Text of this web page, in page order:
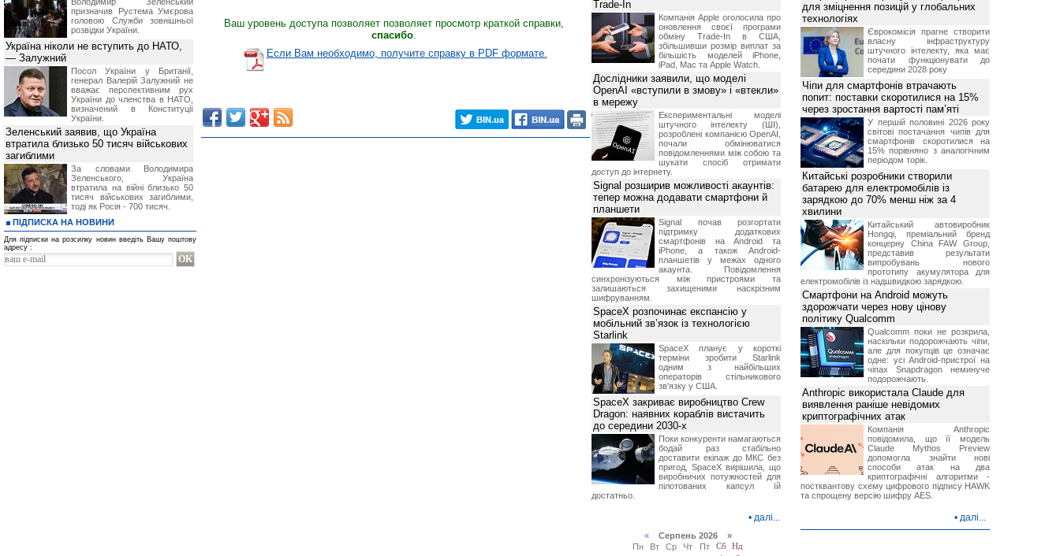
Ваш уровень доступа позволяет позволяет просмотр краткой справки,
спасибо.
Если Вам необходимо, получите справку в PDF формате.
призначив Pустема Умєрова
головою Служби зовнішньої
розвідки України.
Україна ніколи не вступить до НАТО,
— Залужний
Посол України у Британії,
генерал Валерій Залужний не
вважає перспективним рух
України до членства в НАТО,
визначений в Конституції
України.
Зеленський заявив, що Україна
втратила близько 50 тисяч військових
загиблими
За словами Володимира
Зеленського, Україна
втратила на війні близько 50
тисяч військових загиблими,
тоді як Росія - 700 тисяч.
ПІДПИСКА НА НОВИНИ
Для підписки на розсилку новин введіть Вашу поштову
адресу :
Trade-In
Компанія Apple оголосила про
оновлення своєї програми
обміну Trade-In в США,
збільшивши розмір виплат за
більшість моделей iPhone,
iPad, Mac та Apple Watch.
Дослідники заявили, що моделі
OpenAI «вступили в змову» і «втекли»
в мережу
Експериментальні моделі
штучного інтелекту (ШІ),
розроблені компанією OpenAI,
почали обмінюватися
повідомленнями між собою та
шукати спосіб отримати
доступ до інтернету.
Signal розширив можливості акаунтів:
тепер можна додавати смартфони й
планшети
Signal почав розгортати
підтримку додаткових
смартфонів на Android та
iPhone, а також Android-
планшетів у межах одного
акаунта. Повідомлення
синхронізуються між пристроями та
залишаються захищеними наскрізним
шифруванням.
SpaceX розпочинає експансію у
мобільний зв’язок із технологією
Starlink
SpaceX планує у короткі
терміни зробити Starlink
одним з найбільших
операторів стільникового
зв'язку у США.
SpaceX закриває виробництво Crew
Dragon: наявних кораблів вистачить
до середини 2030-х
Поки конкуренти намагаються
бодай раз стабільно
доставити екіпаж до МКС без
пригод, SpaceX вирішила, що
виробничих потужностей для
пілотованих капсул їй
достатньо.
• далі...
«Серпень 2026 »
Пн
Вт Ср Чт Пт Сб
Нд
для зміцнення позицій у глобальних
технологіях
Єврокомісія прагне створити
власну інфраструктуру
штучного інтелекту, яка має
почати функціонувати до
середини 2028 року
Чіпи для смартфонів втрачають
попит: поставки скоротилися на 15%
через зростання вартості пам’яті
У першій половині 2026 року
світові постачання чипів для
смартфонів скоротилися на
15% порівняно з аналогічним
періодом торік.
Китайські розробники створили
батарею для електромобілів із
зарядкою до 70% менш ніж за 4
хвилини
Китайський автовиробник
Hongqi, преміальний бренд
концерну China FAW Group,
представив результати
випробувань нового
прототипу акумулятора для
електромобілів із надшвидкою зарядкою.
Смартфони на Android можуть
здорожчати через нову цінову
політику Qualcomm
Qualcomm поки не розкрила,
наскільки подорожчають чіпи,
але для покупців це означає
одне: усі Android-пристрої на
чіпах Snapdragon неминуче
подорожчають.
Anthropic використала Claude для
виявлення раніше невідомих
криптографічних атак
Компанія Anthropic
повідомила, що її модель
Claude Mythos Preview
допомогла знайти нові
способи атак на два
криптографічні алгоритми -
постквантову схему цифрового підпису HAWK
та спрощену версію шифру AES.
• далі...